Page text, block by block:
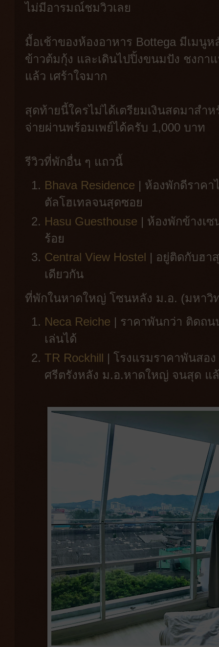
ไม่มีอารมณ์ชมวิวเลย
มื้อเช้าของห้องอาหาร Bottega มีเมนูห
ข้าวต้มกุ้ง และเดินไปปิ้งขนมปัง ชงกา
แล้ว เศร้าใจมาก
สุดท้ายนี้ใครไม่ได้เตรียมเงินสดมาสำ
จ่ายผ่านพร้อมเพย์ได้ครับ 1,000 บาท
รีวิวที่พักอื่น ๆ แถวนี้
Bhava Residence | ห้องพักดีราคา
ตัลโฮเทลจนสุดซอย
Hasu Guesthouse | ห้องพักข้างเ
ร้อย
Central View Hostel | อยู่ติดกับฮา
เดียวกัน
ที่พักในหาดใหญ่ โซนหลัง ม.อ. (มหา
Neca Reiche | ราคาพันกว่า ติดถน
เล่นได้
TR Rockhill | โรงแรมราคาพันสอ
ศรีตรังหลัง ม.อ.หาดใหญ่ จนสุด แ